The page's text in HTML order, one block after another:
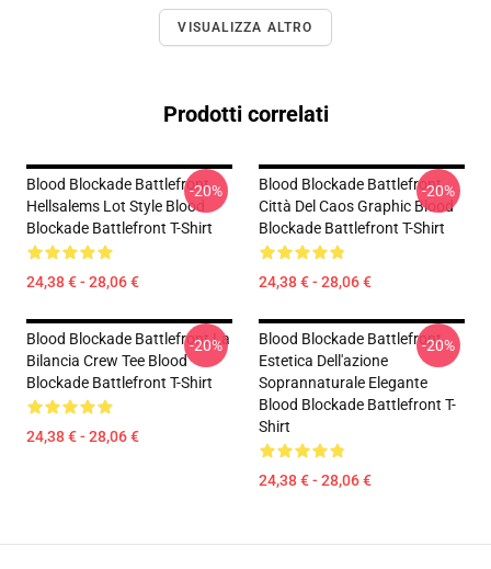
VISUALIZZA ALTRO
Prodotti correlati
Blood Blockade Battlefront
Hellsalems Lot Style Blood
Blockade Battlefront T-Shirt
24,38 € - 28,06 €
-20%
Blood Blockade Battlefront
Città Del Caos Graphic Blood
Blockade Battlefront T-Shirt
24,38 € - 28,06 €
-20%
Blood Blockade Battlefront La
Bilancia Crew Tee Blood
Blockade Battlefront T-Shirt
24,38 € - 28,06 €
-20%
Blood Blockade Battlefront
Estetica Dell'azione
Soprannaturale Elegante
Blood Blockade Battlefront T-
Shirt
24,38 € - 28,06 €
-20%